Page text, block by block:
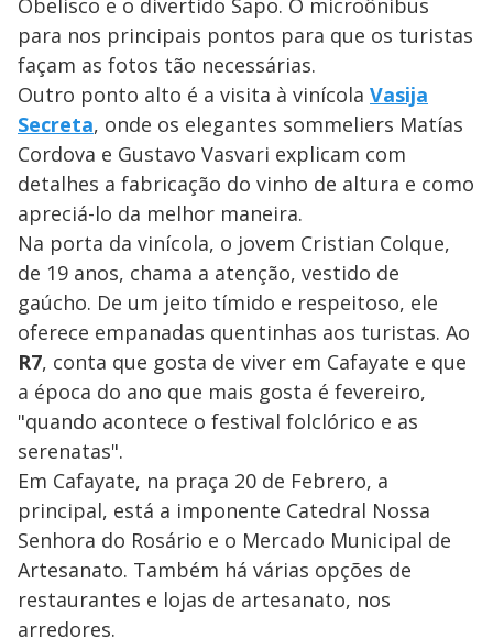
Obelisco e o divertido Sapo. O microônibus
para nos principais pontos para que os turistas
façam as fotos tão necessárias.
Outro ponto alto é a visita à vinícola Vasija
Secreta, onde os elegantes sommeliers Matías
Cordova e Gustavo Vasvari explicam com
detalhes a fabricação do vinho de altura e como
apreciá-lo da melhor maneira.
Na porta da vinícola, o jovem Cristian Colque,
de 19 anos, chama a atenção, vestido de
gaúcho. De um jeito tímido e respeitoso, ele
oferece empanadas quentinhas aos turistas. Ao
R7, conta que gosta de viver em Cafayate e que
a época do ano que mais gosta é fevereiro,
"quando acontece o festival folclórico e as
serenatas".
Em Cafayate, na praça 20 de Febrero, a
principal, está a imponente Catedral Nossa
Senhora do Rosário e o Mercado Municipal de
Artesanato. Também há várias opções de
restaurantes e lojas de artesanato, nos
arredores.